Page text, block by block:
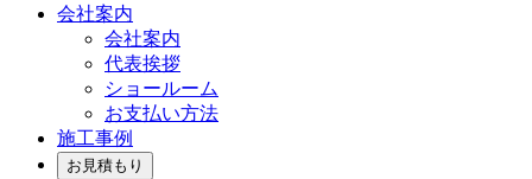
会社案内
会社案内
代表挨拶
ショールーム
お支払い方法
施工事例
お見積もり